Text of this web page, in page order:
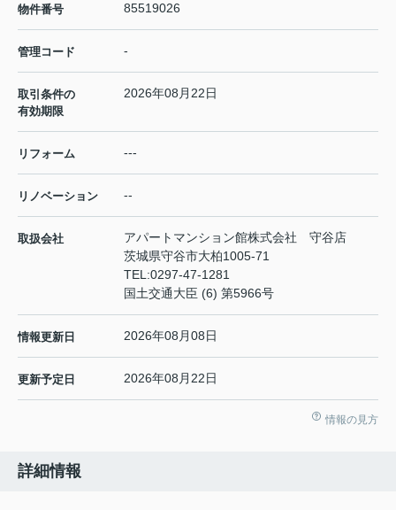
物件番号 85519026
管理コード -
取引条件の
有効期限
2026年08月22日
リフォーム ---
リノベーション --
取扱会社
アパートマンション館株式会社 守谷店
茨城県守谷市大柏1005-71
TEL:0297-47-1281
国土交通大臣 (6) 第5966号
情報更新日 2026年08月08日
更新予定日 2026年08月22日
情報の見方
詳細情報